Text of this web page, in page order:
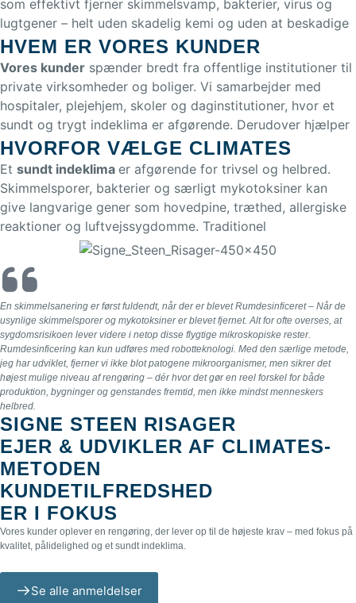
som effektivt fjerner skimmelsvamp, bakterier, virus og
lugtgener – helt uden skadelig kemi og uden at beskadige
møbler, tekstiler eller elektronik. Behandlingen er både
miljø- og sundhedssikker, og den er anbefalet af alle de
førende indeklimarådgivere. En fuld behandling leverer en
mikrobiologisk “nulstilling” med dokumenteret effektivitet
(DS/EN 17272:2020) på blot 5 timer, og rummet kan
bruges umiddelbart efter behandlingen uden gener.
HVEM ER VORES KUNDER
Vores kunder spænder bredt fra offentlige institutioner til
private virksomheder og boliger. Vi samarbejder med
hospitaler, plejehjem, skoler og daginstitutioner, hvor et
sundt og trygt indeklima er afgørende. Derudover hjælper
vi hoteller, kontormiljøer, produktionsvirksomheder og
boligforeninger med at sikre rene, lugtfrie og hygiejniske
omgivelser. Fælles for vores kunder er ønsket om en
professionel, dokumenteret og bæredygtig løsning, der
skaber trivsel og tryghed for medarbejdere, gæster og
HVORFOR VÆLGE CLIMATES
Et sundt indeklima er afgørende for trivsel og helbred.
Skimmelsporer, bakterier og særligt mykotoksiner kan
give langvarige gener som hovedpine, træthed, allergiske
reaktioner og luftvejssygdomme. Traditionel
overfladedesinficering fjerner kun det, der kan nås med
klud eller spray – men efterlader ofte skjulte kilder i
hjørner, ventilationskanaler og bag inventar. Med Climates’
rumdesinficering behandles hele rummet på én gang, så
både luft, overflader, møbler, tekstiler og svært
tilgængelige områder bliver fuldstændig desinficeret.
En skimmelsanering er først fuldendt, når der er blevet Rumdesinficeret – Når de
usynlige skimmelsporer og mykotoksiner er blevet fjernet. Alt for ofte overses, at
sygdomsrisikoen lever videre i netop disse flygtige mikroskopiske rester.
Rumdesinficering kan kun udføres med robotteknologi. Med den særlige metode,
jeg har udviklet, fjerner vi ikke blot patogene mikroorganismer, men sikrer det
højest mulige niveau af rengøring – dér hvor det gør en reel forskel for både
produktion, bygninger og genstandes fremtid, men ikke mindst menneskers
helbred.
SIGNE STEEN RISAGER
EJER & UDVIKLER AF CLIMATES-
METODEN
KUNDETILFREDSHED
ER I FOKUS
Vores kunder oplever en rengøring, der lever op til de højeste krav – med fokus på
kvalitet, pålidelighed og et sundt indeklima.
Se alle anmeldelser